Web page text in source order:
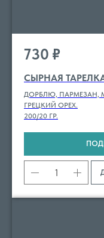
730 ₽
СЫРНАЯ
ДОРБЛЮ, ПАРМЕЗАН,
ГРЕЦКИЙ ОРЕХ.
200/20 ГР.